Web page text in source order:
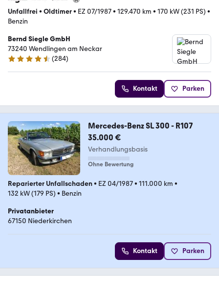
Unfallfrei • Oldtimer• EZ 07/1987• 129.470 km • 170 kW (231 PS) •
Benzin
Bernd Siegle GmbH
73240 Wendlingen am Neckar
4.3 Sterne
(284)
Kontakt Parken
Mercedes-Benz SL 300 - R107
35.000 €
Verhandlungsbasis
Ohne Bewertung
Reparierter Unfallschaden• EZ 04/1987• 111.000 km •
132 kW (179 PS) • Benzin
Privatanbieter
67150 Niederkirchen
Kontakt Parken